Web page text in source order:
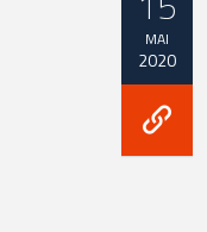
MAI
2020